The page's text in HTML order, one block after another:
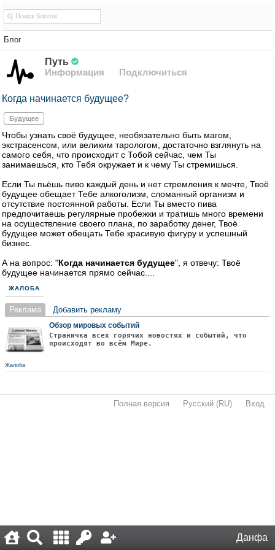
Данфа
Блог
Путь
Информация
Подключиться
Когда начинается будущее?
Будущее
Чтобы узнать своё будущее, необязательно быть магом,
экстрасенсом, или великим тарологом, достаточно взглянуть на
самого себя, что происходит с Тобой сейчас, чем Ты
занимаешься, кто Тебя окружает и к чему Ты стремишься.
Если Ты пьёшь пиво каждый день и нет стремления к мечте, Твоё
будущее обещает Тебе алкоголизм, сломанный организм и
отсутствие постоянной работы. Если Ты вместо пива
предпочитаешь регулярные пробежки и тратишь много времени
на осуществление своего плана, по заработку денег, Твоё
будущее может обещать Тебе красивую фигуру и успешный
бизнес.
А на вопрос: "Когда начинается будущее", я отвечу: Твоё
будущее начинается прямо сейчас....
ЖАЛОБА
Реклама Добавить рекламу
Обзор мировых событий
Страничка всех горячих новостях и событий, что
происходят во всём Мире.
Жалоба
Полная версия Русский (RU) Вход